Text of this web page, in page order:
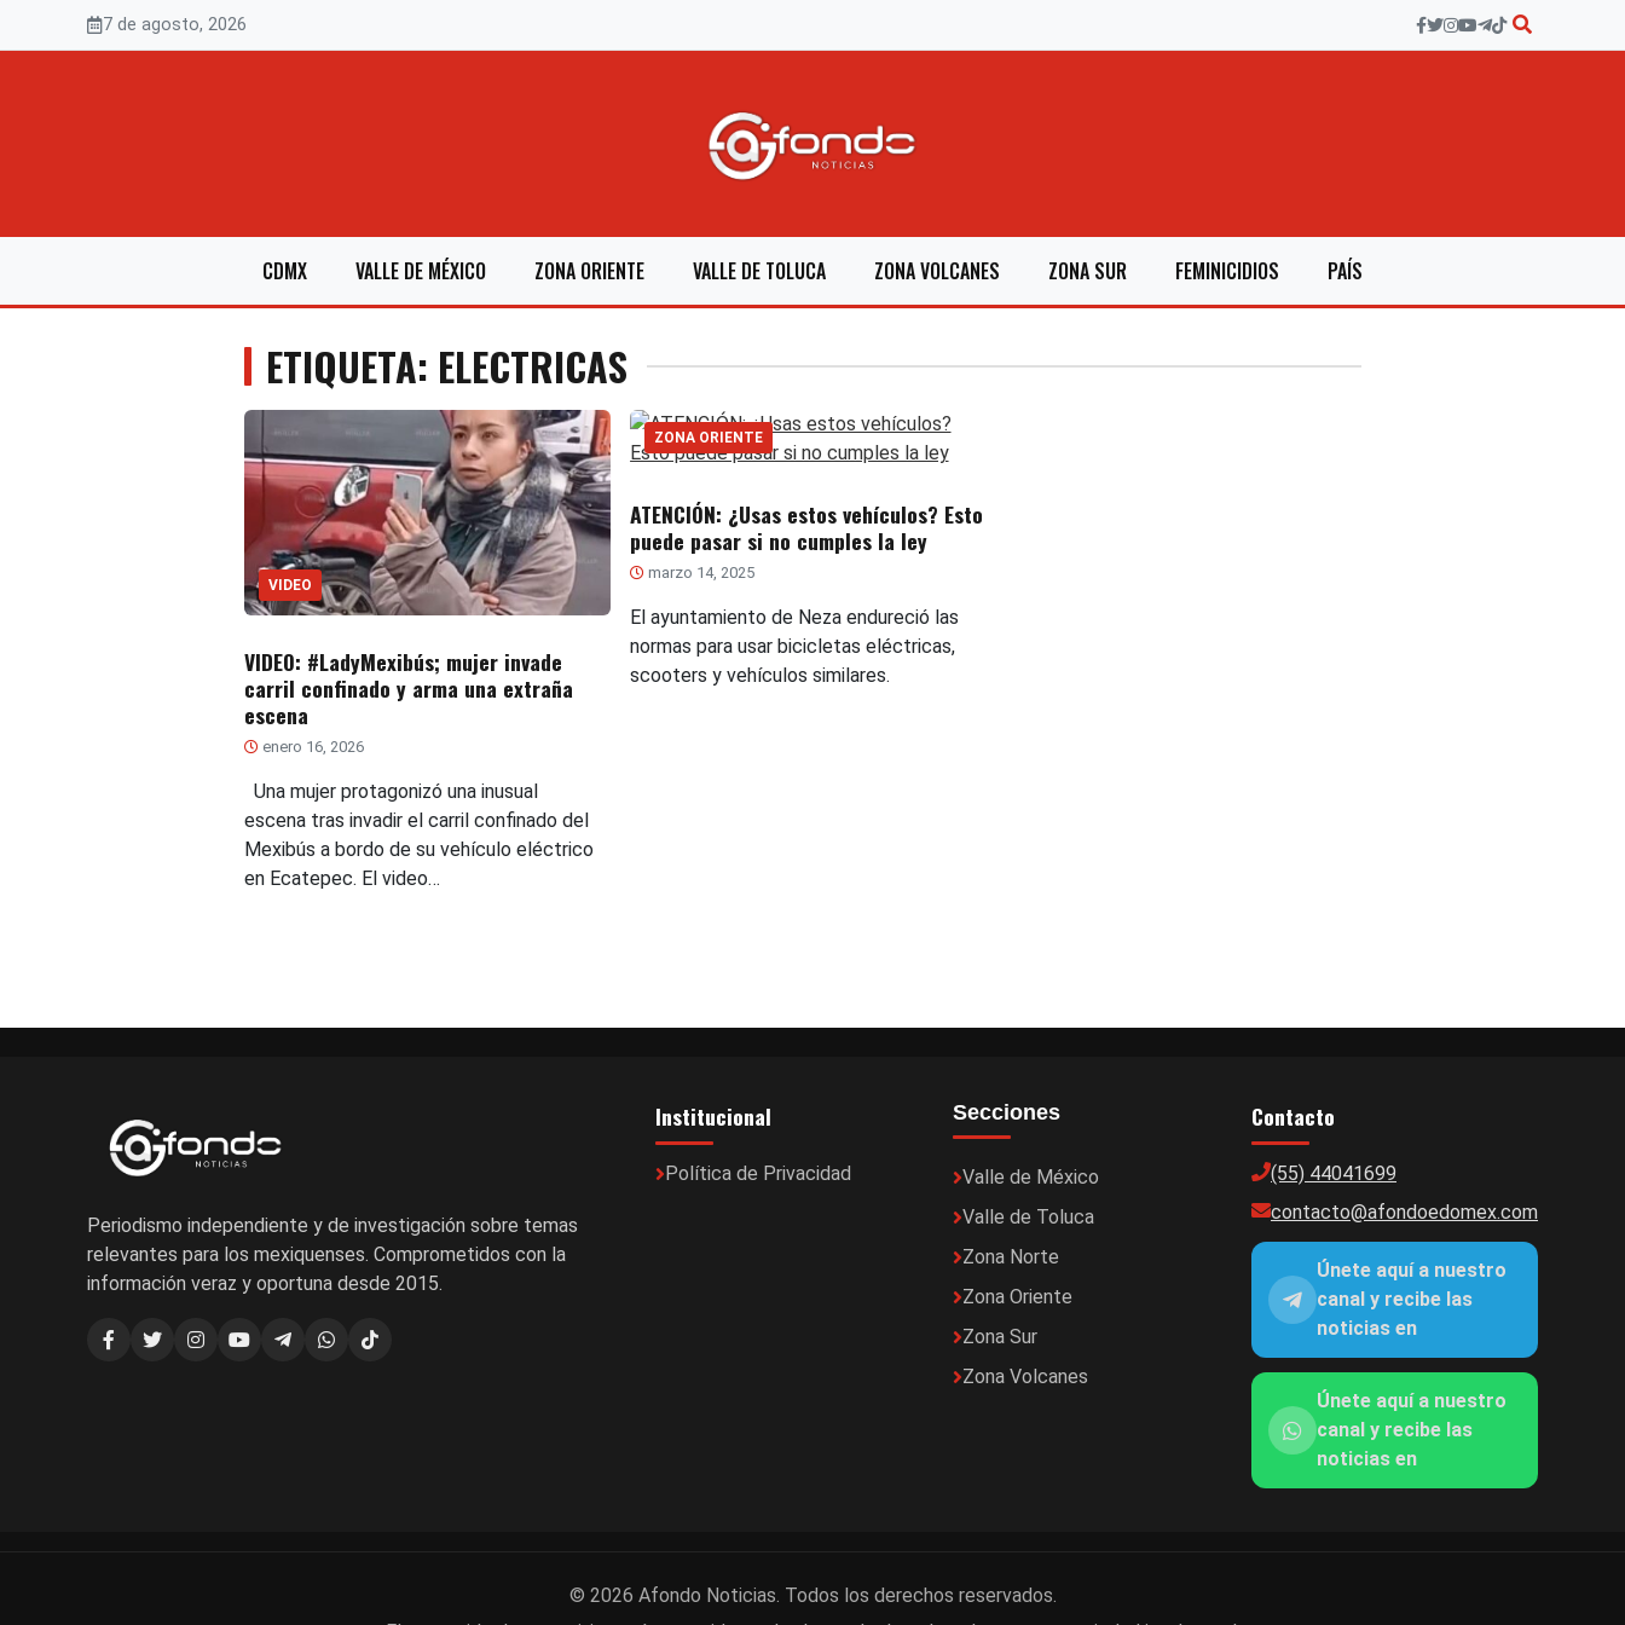
7 de agosto, 2026
CDMX VALLE DE MÉXICO ZONA ORIENTE VALLE DE TOLUCA ZONA VOLCANES ZONA SUR FEMINICIDIOS PAÍS
ETIQUETA: ELECTRICAS
VIDEO
VIDEO: #LadyMexibús; mujer invade
carril confinado y arma una extraña
escena
enero 16, 2026
Una mujer protagonizó una inusual
escena tras invadir el carril confinado del
Mexibús a bordo de su vehículo eléctrico
en Ecatepec. El video…
ZONA ORIENTE
ATENCIÓN: ¿Usas estos vehículos? Esto
puede pasar si no cumples la ley
marzo 14, 2025
El ayuntamiento de Neza endureció las
normas para usar bicicletas eléctricas,
scooters y vehículos similares.
Periodismo independiente y de investigación sobre temas
relevantes para los mexiquenses. Comprometidos con la
información veraz y oportuna desde 2015.
Institucional
Política de Privacidad
Secciones
Valle de México
Valle de Toluca
Zona Norte
Zona Oriente
Zona Sur
Zona Volcanes
Contacto
(55) 44041699
contacto@afondoedomex.com
Únete aquí a nuestro
canal y recibe las
noticias en
Únete aquí a nuestro
canal y recibe las
noticias en
© 2026 Afondo Noticias. Todos los derechos reservados.